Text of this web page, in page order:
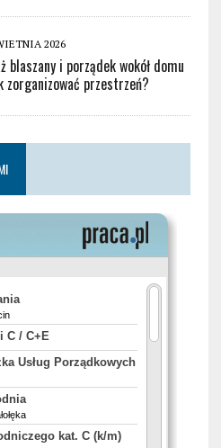
2026
blaszany i porządek wokół domu
zorganizować przestrzeń?